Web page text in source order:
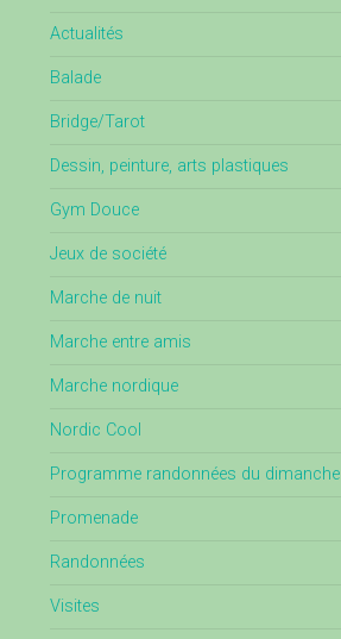
Actualités
Balade
Bridge/Tarot
Dessin, peinture, arts plastiques
Gym Douce
Jeux de société
Marche de nuit
Marche entre amis
Marche nordique
Nordic Cool
Programme randonnées du dimanche
Promenade
Randonnées
Visites